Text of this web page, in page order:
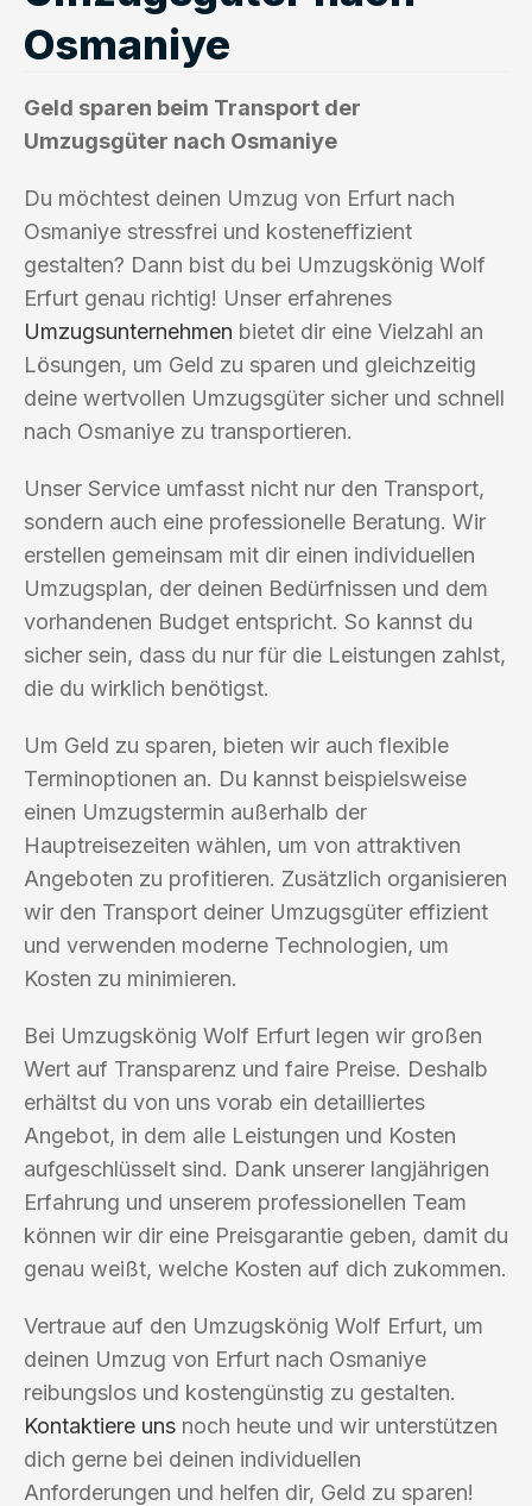
Osmaniye
Geld sparen beim Transport der
Umzugsgüter nach Osmaniye
Du möchtest deinen Umzug von Erfurt nach
Osmaniye stressfrei und kosteneffizient
gestalten? Dann bist du bei Umzugskönig Wolf
Erfurt genau richtig! Unser erfahrenes
Umzugsunternehmen bietet dir eine Vielzahl an
Lösungen, um Geld zu sparen und gleichzeitig
deine wertvollen Umzugsgüter sicher und schnell
nach Osmaniye zu transportieren.
Unser Service umfasst nicht nur den Transport,
sondern auch eine professionelle Beratung. Wir
erstellen gemeinsam mit dir einen individuellen
Umzugsplan, der deinen Bedürfnissen und dem
vorhandenen Budget entspricht. So kannst du
sicher sein, dass du nur für die Leistungen zahlst,
die du wirklich benötigst.
Um Geld zu sparen, bieten wir auch flexible
Terminoptionen an. Du kannst beispielsweise
einen Umzugstermin außerhalb der
Hauptreisezeiten wählen, um von attraktiven
Angeboten zu profitieren. Zusätzlich organisieren
wir den Transport deiner Umzugsgüter effizient
und verwenden moderne Technologien, um
Kosten zu minimieren.
Bei Umzugskönig Wolf Erfurt legen wir großen
Wert auf Transparenz und faire Preise. Deshalb
erhältst du von uns vorab ein detailliertes
Angebot, in dem alle Leistungen und Kosten
aufgeschlüsselt sind. Dank unserer langjährigen
Erfahrung und unserem professionellen Team
können wir dir eine Preisgarantie geben, damit du
genau weißt, welche Kosten auf dich zukommen.
Vertraue auf den Umzugskönig Wolf Erfurt, um
deinen Umzug von Erfurt nach Osmaniye
reibungslos und kostengünstig zu gestalten.
Kontaktiere uns noch heute und wir unterstützen
dich gerne bei deinen individuellen
Anforderungen und helfen dir, Geld zu sparen!